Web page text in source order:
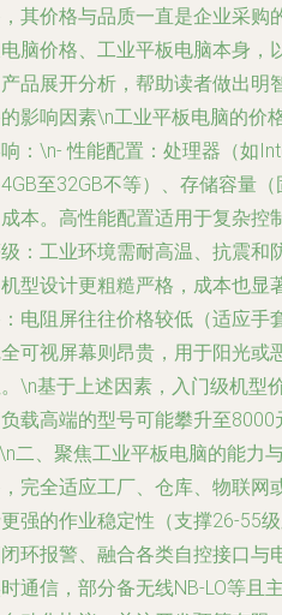
其价格与品质一直是企业采购
脑价格、工业平板电脑本身，
品展开分析，帮助读者做出明
影响因素\n工业平板电脑的价
：\n-性能配置 ：处理器（如
至32GB不等）、存储容量
本。高性能配置适用于复杂控
：工业环境需耐高温、抗震
型设计更粗糙严格，成本也显
：电阻屏往往价格较低（适应
可视屏幕则昂贵，用于阳光或
\n基于上述因素，入门级机型
载高端的型号可能攀升至
二、聚焦工业平板电脑的能力
完全适应工厂、仓库、物联网
强的作业稳定性（支撑26-55
环报警、融合各类自控接口与
通信，部分备无线NB-LO等且